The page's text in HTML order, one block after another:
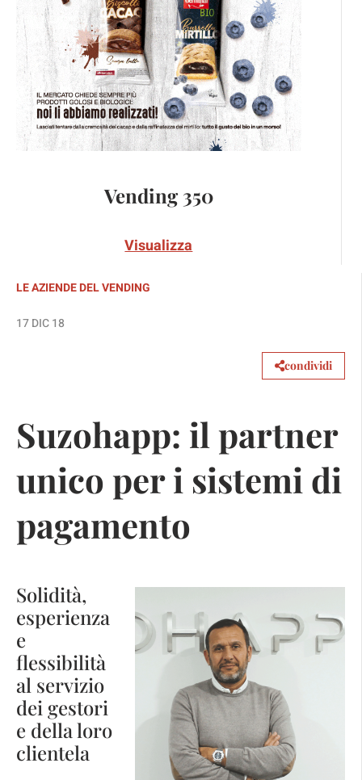
Vending 350
Visualizza
LE AZIENDE DEL VENDING
17 DIC 18
condividi
Suzohapp: il partner
unico per i sistemi di
pagamento
Solidità,
esperienza
e
flessibilità
al servizio
dei gestori
e della loro
clientela